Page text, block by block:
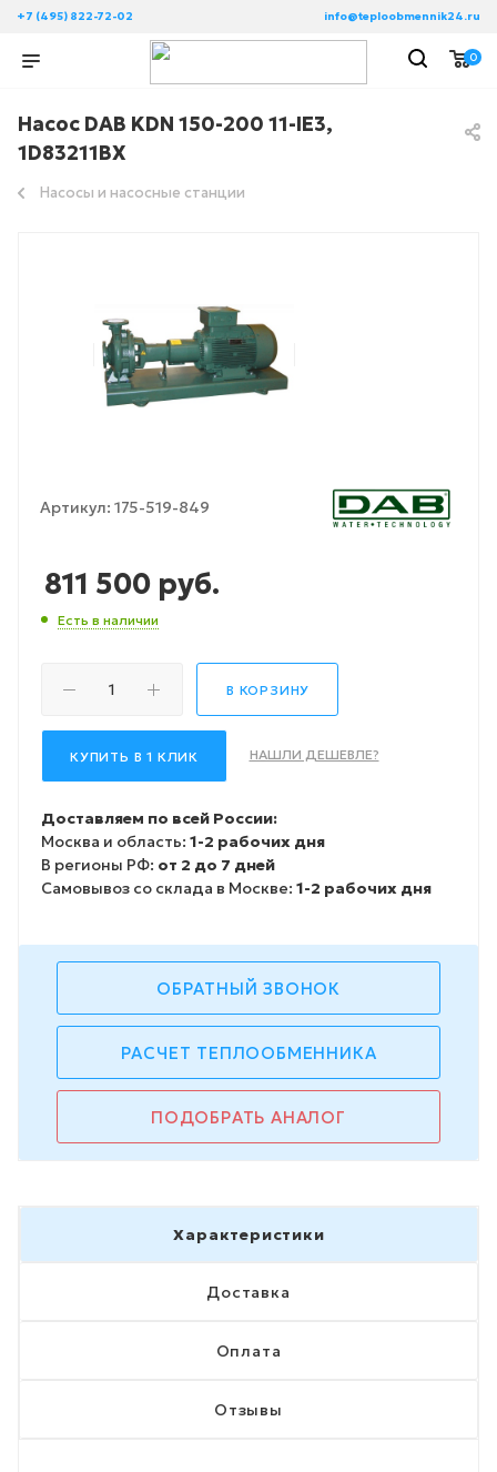
+7 (495) 822-72-02 info@teploobmennik24.ru
0
Насос DAB KDN 150-200 11-IE3,
1D83211BX
Насосы и насосные станции
Артикул: 175-519-849
811 500 руб.
Есть в наличии
В КОРЗИНУ
КУПИТЬ В 1 КЛИК НАШЛИ ДЕШЕВЛЕ?
Доставляем по всей России:
Москва и область: 1-2 рабочих дня
В регионы РФ: от 2 до 7 дней
Самовывоз со склада в Москве: 1-2 рабочих дня
ОБРАТНЫЙ ЗВОНОК
РАСЧЕТ ТЕПЛООБМЕННИКА
ПОДОБРАТЬ АНАЛОГ
Характеристики
Доставка
Оплата
Отзывы